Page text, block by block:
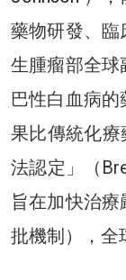
藥物研發、臨
生腫瘤部全球
巴性白血病
果比傳統化療
法認定」（
旨在加快治
批機制），全